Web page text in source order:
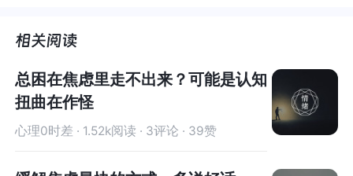
总困在焦虑里走不出来？可能是认知
扭曲在作怪
心理0时差 · 1.52k阅读 · 3评论 · 39赞